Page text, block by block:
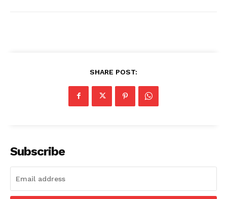
SHARE POST:
Subscribe